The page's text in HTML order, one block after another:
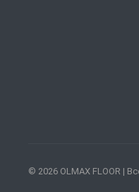
© 2026 OLMAX FLOOR |